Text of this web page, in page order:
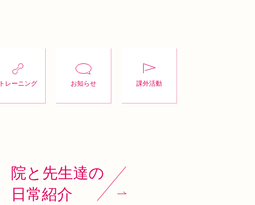
トレーニング お知らせ 課外活動
院と先生達の
日常紹介